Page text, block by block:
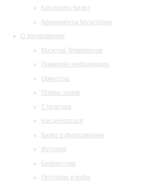
Как купить билет
Абонементы Музитория
О филармонии
Маэстро Темирканов
Правовая информация
Оркестры
Планы залов
Структура
Как добраться
Визит в филармонию
История
Библиотека
Ресторан и кафе